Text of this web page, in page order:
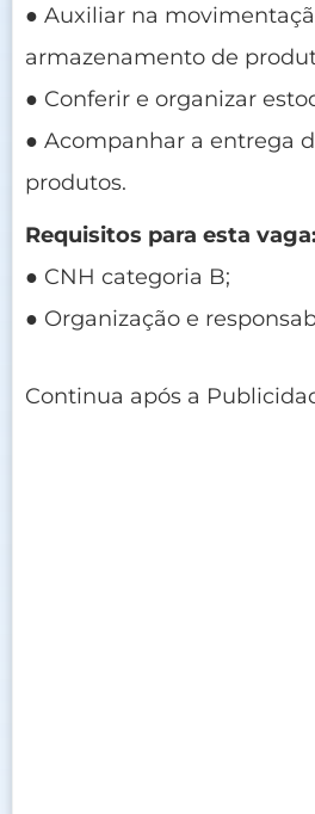
● Auxiliar na
armazenamento de
● Conferir e organizar
● Acompanhar a entrega
produtos.
Requisitos para esta vaga:
● CNH categoria B;
● Organização e
Continua após a